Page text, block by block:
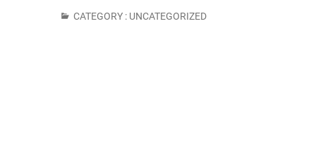
CATEGORY : UNCATEGORIZED